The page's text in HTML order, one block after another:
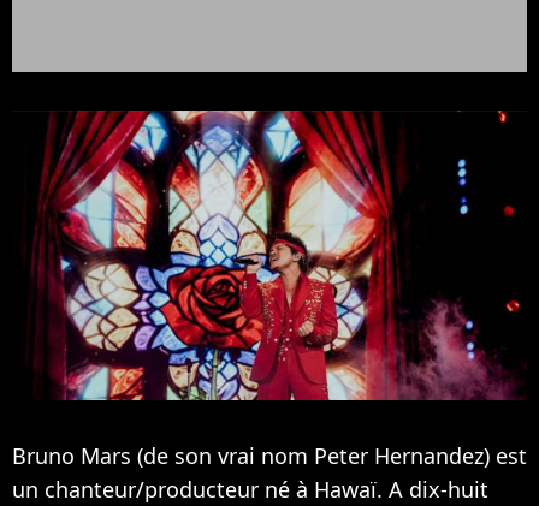
Bruno Mars (de son vrai nom Peter Hernandez) est
un chanteur/producteur né à Hawaï. A dix-huit